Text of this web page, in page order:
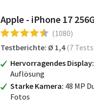
Apple - iPhone 17
(1080)
Testberichte: Ø 1,4 (7
Hervorragendes Display
Auflösung
Starke Kamera 48 MP
Fotos